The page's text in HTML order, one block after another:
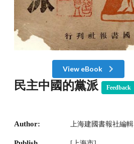
View eBook
民主中國的黨派 Feedback
Author: 上海建國書報社編輯